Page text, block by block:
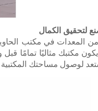
لتحقيق الكمال
المعدات في مكتب
مكتبك مثاليًا تمامًا
لوصول مساحتك المكتبية